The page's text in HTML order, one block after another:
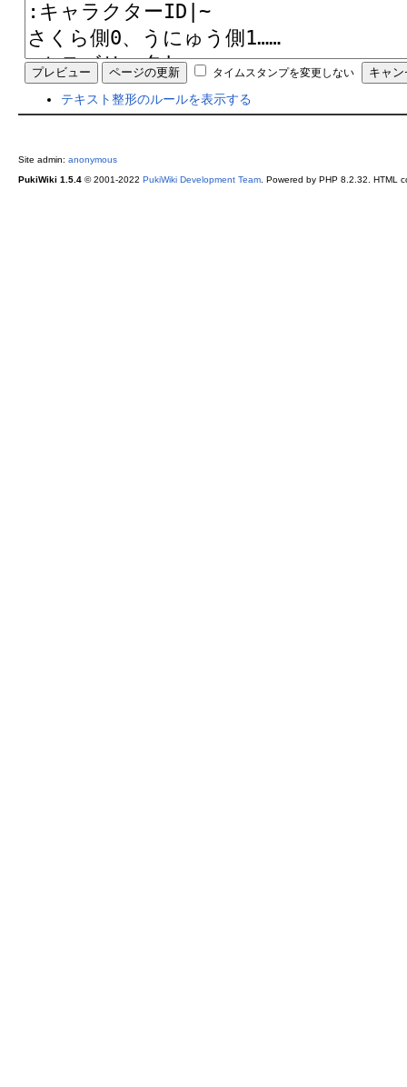
タイムスタンプを変更しない
テキスト整形のルールを表示する
Site admin: anonymous
PukiWiki 1.5.4© 2001-2022 PukiWiki Development Team. Powered by PHP 8.2.32. HTML